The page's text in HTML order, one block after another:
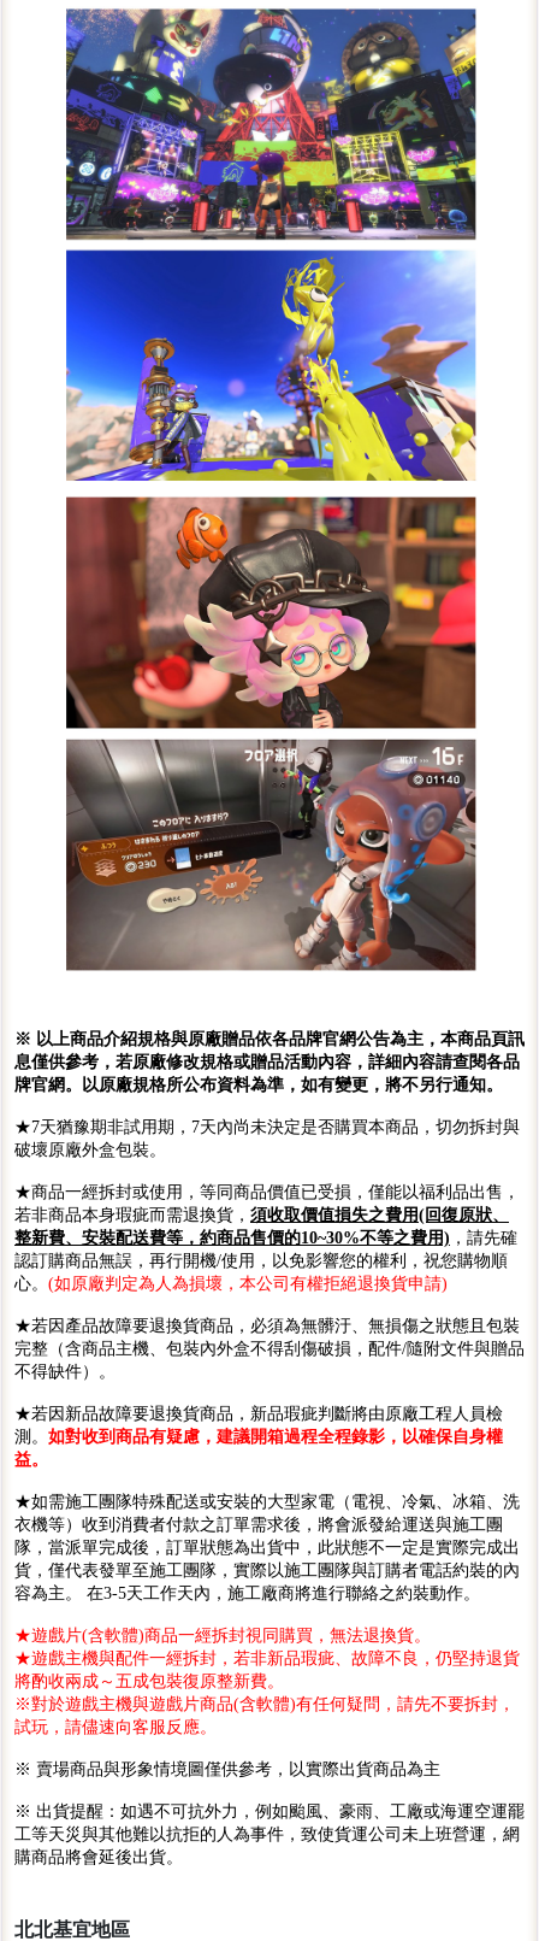
※ 以上商品介紹規格與原廠贈品依各品牌官網公告為主，本商品頁訊
息僅供參考，若原廠修改規格或贈品活動內容，詳細內容請查閱各品
牌官網。以原廠規格所公布資料為準，如有變更，將不另行通知。
★7天猶豫期非試用期，7天內尚未決定是否購買本商品，切勿拆封與
破壞原廠外盒包裝。
★商品一經拆封或使用，等同商品價值已受損，僅能以福利品出售，
若非商品本身瑕疵而需退換貨， 須收取價值損失之費用(回復原狀、
整新費、安裝配送費等，約商品售價的10~30%不等之費用) ，請先確
認訂購商品無誤，再行開機/使用，以免影響您的權利，祝您購物順
心。 (如原廠判定為人為損壞，本公司有權拒絕退換貨申請)
★若因產品故障要退換貨商品，必須為無髒汙、無損傷之狀態且包裝
完整（含商品主機、包裝內外盒不得刮傷破損，配件/隨附文件與贈品
不得缺件）。
★若因新品故障要退換貨商品，新品瑕疵判斷將由原廠工程人員檢
測。 如對收到商品有疑慮，建議開箱過程全程錄影，以確保自身權
益。
★如需施工團隊特殊配送或安裝的大型家電（電視、冷氣、冰箱、洗
衣機等）收到消費者付款之訂單需求後，將會派發給運送與施工團
隊，當派單完成後，訂單狀態為出貨中，此狀態不一定是實際完成出
貨，僅代表發單至施工團隊，實際以施工團隊與訂購者電話約裝的內
容為主。 在3-5天工作天內，施工廠商將進行聯絡之約裝動作。
★遊戲片(含軟體)商品一經拆封視同購買，無法退換貨。
★遊戲主機與配件一經拆封，若非新品瑕疵、故障不良，仍堅持退貨
將酌收兩成～五成包裝復原整新費。
※對於遊戲主機與遊戲片商品(含軟體)有任何疑問，請先不要拆封，
試玩，請儘速向客服反應。
※ 賣場商品與形象情境圖僅供參考，以實際出貨商品為主
※ 出貨提醒：如遇不可抗外力，例如颱風、豪雨、工廠或海運空運罷
工等天災與其他難以抗拒的人為事件，致使貨運公司未上班營運，網
購商品將會延後出貨。
北北基宜地區